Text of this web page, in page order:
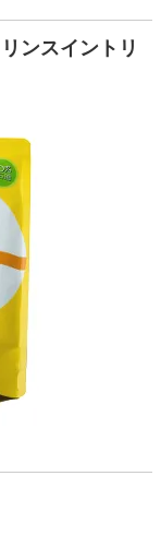
ンスイントリ